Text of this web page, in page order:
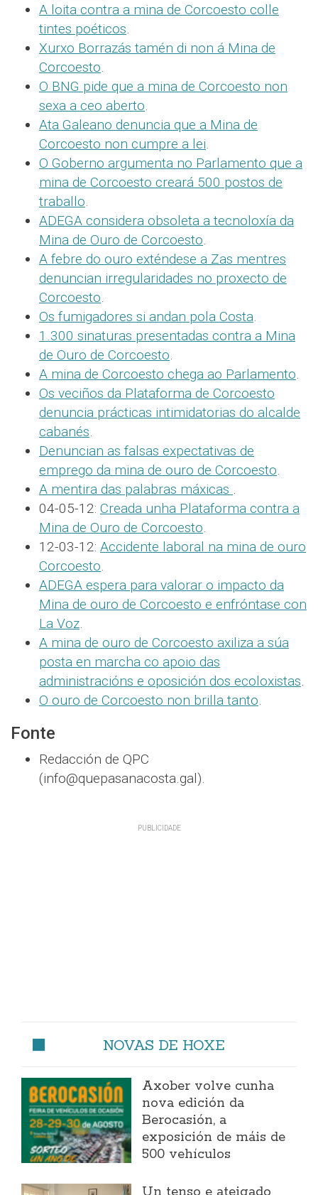
A loita contra a mina de Corcoesto colle
tintes poéticos.
Xurxo Borrazás tamén di non á Mina de
Corcoesto.
O BNG pide que a mina de Corcoesto non
sexa a ceo aberto.
Ata Galeano denuncia que a Mina de
Corcoesto non cumpre a lei.
O Goberno argumenta no Parlamento que a
mina de Corcoesto creará 500 postos de
traballo.
ADEGA considera obsoleta a tecnoloxía da
Mina de Ouro de Corcoesto.
A febre do ouro exténdese a Zas mentres
denuncian irregularidades no proxecto de
Corcoesto.
Os fumigadores si andan pola Costa.
1.300 sinaturas presentadas contra a Mina
de Ouro de Corcoesto.
A mina de Corcoesto chega ao Parlamento.
Os veciños da Plataforma de Corcoesto
denuncia prácticas intimidatorias do alcalde
cabanés.
Denuncian as falsas expectativas de
emprego da mina de ouro de Corcoesto.
A mentira das palabras máxicas .
04-05-12: Creada unha Plataforma contra a
Mina de Ouro de Corcoesto.
12-03-12: Accidente laboral na mina de ouro
Corcoesto.
ADEGA espera para valorar o impacto da
Mina de ouro de Corcoesto e enfróntase con
La Voz.
A mina de ouro de Corcoesto axiliza a súa
posta en marcha co apoio das
administracións e oposición dos ecoloxistas.
O ouro de Corcoesto non brilla tanto.
Fonte
Redacción de QPC
(info@quepasanacosta.gal).
NOVAS DE HOXE
Axober volve cunha
nova edición da
Berocasión, a
exposición de máis de
500 vehículos